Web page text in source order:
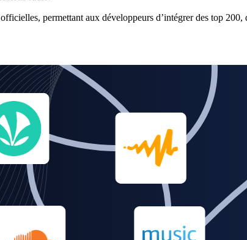
permettant aux développeurs d’intégrer des top 200,